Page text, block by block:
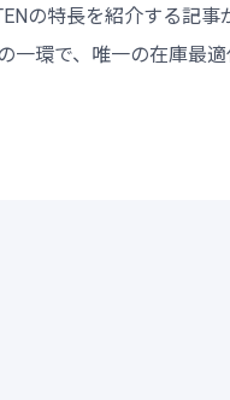
の特長を紹介する記事
一環で、唯一の在庫最